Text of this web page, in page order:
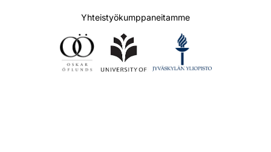
Yhteistyökumppaneitamme